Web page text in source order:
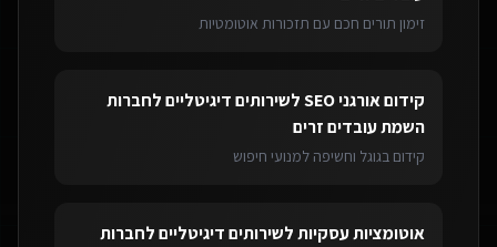
זימון תורים חכם עם תזכורות אוטומטיות
קידום אורגני SEO לשירותים דיגיטליים לחברות
השמת עובדים זרים
קידום בגוגל וחשיפה למנועי חיפוש
אוטומציות עסקיותלשירותים דיגיטליים לחברות